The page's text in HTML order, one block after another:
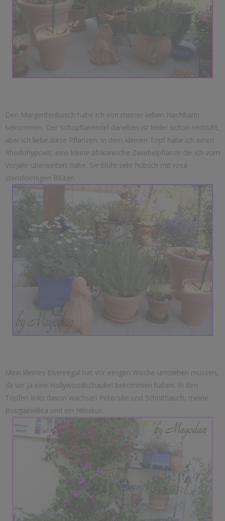
Den Margeritenbusch habe ich von meiner lieben Nachbarin
bekommen. Der Schopflavendel daneben ist leider schon verblüht,
aber ich liebe diese Pflanzen. In dem kleinen Topf habe ich einen
Rhodohypoxis, eine kleine afrikanische Zwiebelpflanze die ich vom
Vorjahr überwintert habe. Sie blüht sehr hübsch mit rosa
sternförmigen Blüten.
Mein kleines Eisenregal hat vor einigen Woche umziehen müssen,
da wir ja eine Hollywoodschaukel bekommen haben. In den
Topfen links davon wachsen Petersilie und Schnittlauch, meine
Bougainvillea und ein Hibiskus.